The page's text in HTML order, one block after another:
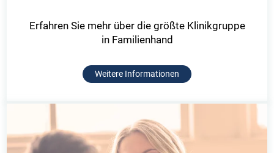
Erfahren Sie mehr über die größte Klinikgruppe
in Familienhand
Weitere Informationen